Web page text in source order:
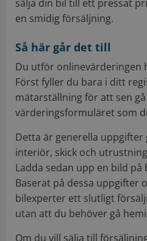
sälja din bil till ett pressat
en smidig försäljning.
Så här går det till
Du utför onlinevärderingen
Först fyller du bara i ditt
mätarställning för att sen
värderingsformuläret som
Detta är generella uppgifter
interiör, skick och
Ladda sedan upp en bild på
Baserat på dessa uppgifter
bilexperter ett slutligt
utan att du behöver gå
Om du vill sälja till